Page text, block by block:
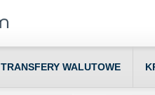
TRANSFERY WALUTOWE